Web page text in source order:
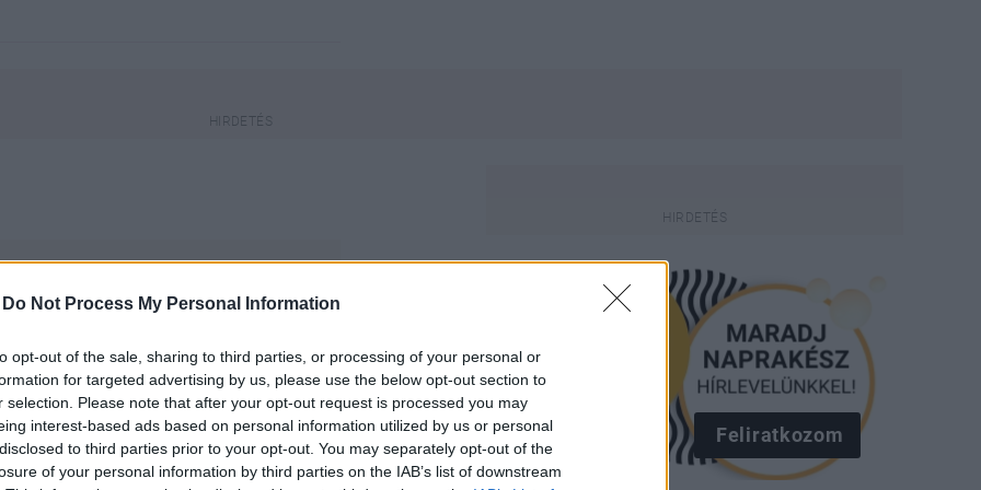
Do Not Process My Personal Information
opt-out of the sale, sharing to third parties, or processing of your personal or
for targeted advertising by us, please use the below opt-out section to
selection. Please note that after your opt-out request is processed you may
interest-based ads based on personal information utilized by us or personal
to third parties prior to your opt-out. You may separately opt-out of the
of your personal information by third parties on the IAB’s list of downstream
benne lévő információk elavultak
Pinterest
és LMBTQ nagykövet
hozni a magyar
Feliratkozom